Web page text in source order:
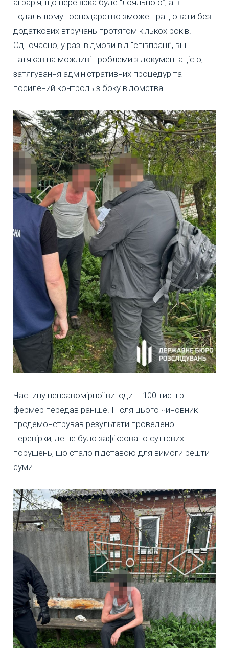
аграрія, що перевірка буде "лояльною”, а в
подальшому господарство зможе працювати без
додаткових втручань протягом кількох років.
Одночасно, у разі відмови від "співпраці”, він
натякав на можливі проблеми з документацією,
затягування адміністративних процедур та
посилений контроль з боку відомства.
Частину неправомірної вигоди – 100 тис. грн –
фермер передав раніше. Після цього чиновник
продемонстрував результати проведеної
перевірки, де не було зафіксовано суттєвих
порушень, що стало підставою для вимоги решти
суми.